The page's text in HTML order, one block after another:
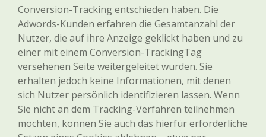
Conversion-Tracking entschieden haben. Die
Adwords-Kunden erfahren die Gesamtanzahl der
Nutzer, die auf ihre Anzeige geklickt haben und zu
einer mit einem Conversion-TrackingTag
versehenen Seite weitergeleitet wurden. Sie
erhalten jedoch keine Informationen, mit denen
sich Nutzer persönlich identifizieren lassen. Wenn
Sie nicht an dem Tracking-Verfahren teilnehmen
möchten, können Sie auch das hierfür erforderliche